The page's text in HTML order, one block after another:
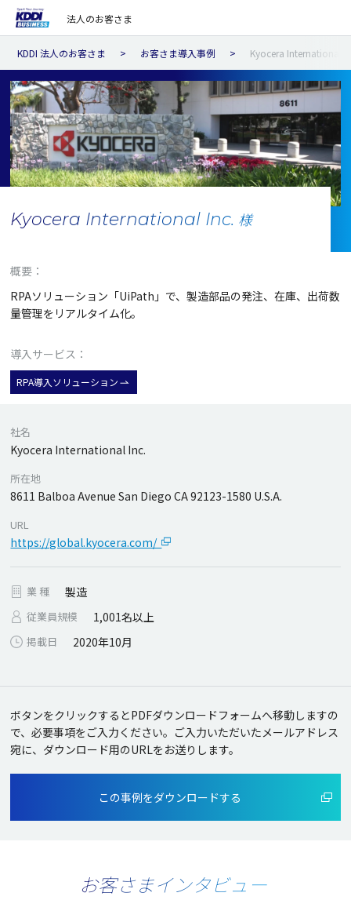
法人のお客さま
KDDI 法人のお客さま お客さま導入事例 Kyocera International
Kyocera International Inc. 様
概要：
RPAソリューション「UiPath」で、製造部品の発注、在庫、出荷数
量管理をリアルタイム化。
導入サービス：
RPA導入ソリューション
社名
Kyocera International Inc.
所在地
8611 Balboa Avenue San Diego CA 92123-1580 U.S.A.
URL
https://global.kyocera.com/
業 種 製造
従業員規模 1,001名以上
掲載日 2020年10月
ボタンをクリックするとPDFダウンロードフォームへ移動しますの
で、必要事項をご入力ください。 ご入力いただいたメールアドレス
宛に、ダウンロード用のURLをお送りします。
この事例をダウンロードする
お客さまインタビュー